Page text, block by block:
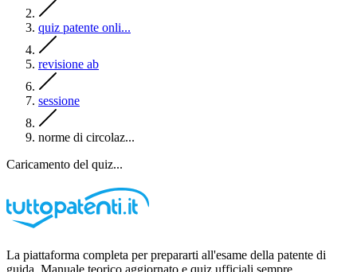
quiz patente onli...
revisione ab
sessione
norme di circolaz...
Caricamento del quiz...
La piattaforma completa per prepararti all'esame della patente di
guida. Manuale teorico aggiornato e quiz ufficiali sempre